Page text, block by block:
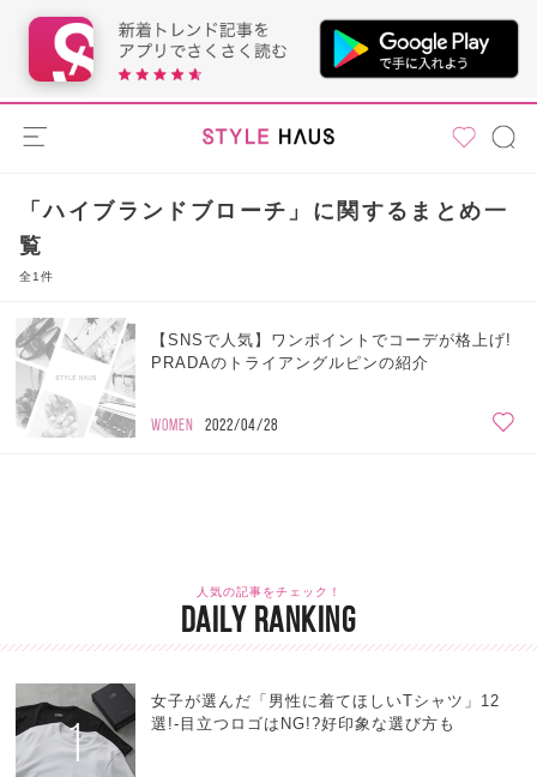
「ハイブランドブローチ」に関するまとめ一
覧
全1件
【SNSで人気】ワンポイントでコーデが格上げ!
PRADAのトライアングルピンの紹介
WOMEN 2022/04/28
人気の記事をチェック！
DAILY RANKING
1
女子が選んだ「男性に着てほしいTシャツ」12
選!-目立つロゴはNG!?好印象な選び方も